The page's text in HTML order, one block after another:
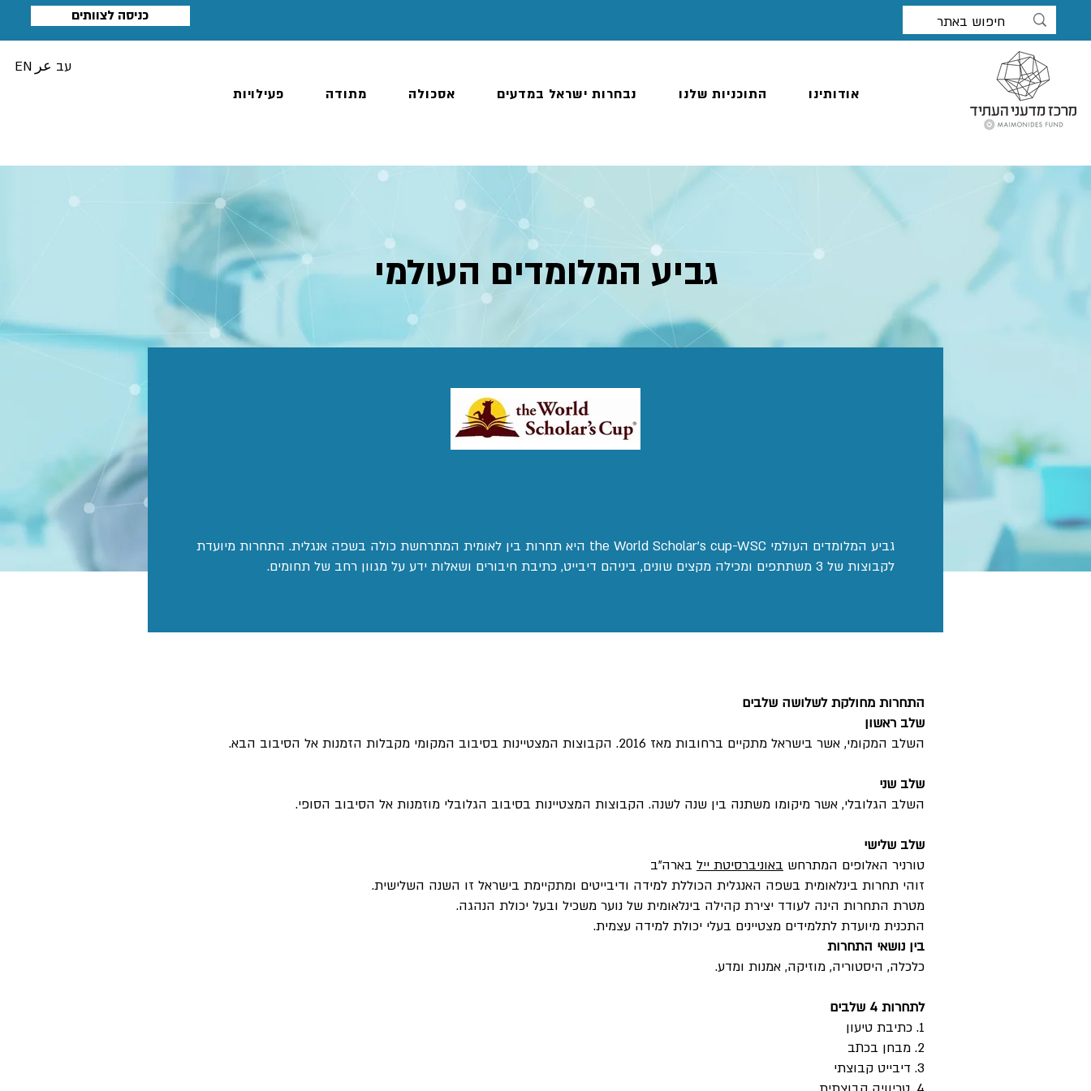
כניסה לצוותים
EN عر עב
פעילויות
מתודה אסכולה נבחרות ישראל במדעים התוכניות שלנו אודותינו
גביע המלומדים העולמי
גביע המלומדים העולמי the World Scholar's cup-WSC היא תחרות בין לאומית המתרחשת כולה בשפה אנגלית. התחרות מיועדת
לקבוצות של 3 משתתפים ומכילה מקצים שונים, ביניהם דיבייט, כתיבת חיבורים ושאלות ידע על מגוון רחב של תחומים.
התחרות מחולקת לשלושה שלבים
שלב ראשון
השלב המקומי, אשר בישראל מתקיים ברחובות מאז 2016. הקבוצות המצטיינות בסיבוב המקומי מקבלות הזמנות אל הסיבוב הבא.
שלב שני
השלב הגלובלי, אשר מיקומו משתנה בין שנה לשנה. הקבוצות המצטיינות בסיבוב הגלובלי מוזמנות אל הסיבוב הסופי.
שלב שלישי
טורניר האלופים המתרחש באוניברסיטת ייל בארה"ב
זוהי תחרות בינלאומית בשפה האנגלית הכוללת למידה ודיבייטים ומתקיימת בישראל זו השנה השלישית.
מטרת התחרות הינה לעודד יצירת קהילה בינלאומית של נוער משכיל ובעל יכולת הנהגה.
התכנית מיועדת לתלמידים מצטיינים בעלי יכולת למידה עצמית.
בין נושאי התחרות
כלכלה, היסטוריה, מוזיקה, אמנות ומדע.
לתחרות 4 שלבים
1. כתיבת טיעון
2. מבחן בכתב
3. דיבייט קבוצתי